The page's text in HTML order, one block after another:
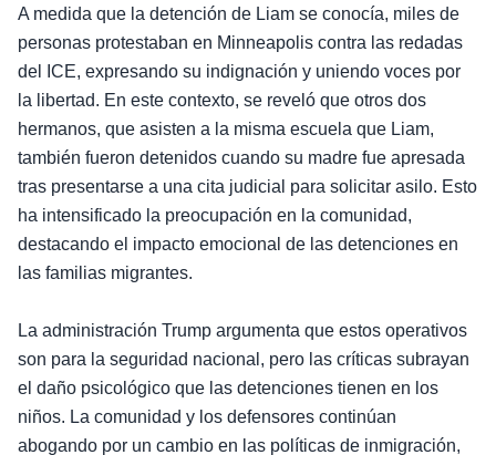
A medida que la detención de Liam se conocía, miles de
personas protestaban en Minneapolis contra las redadas
del ICE, expresando su indignación y uniendo voces por
la libertad. En este contexto, se reveló que otros dos
hermanos, que asisten a la misma escuela que Liam,
también fueron detenidos cuando su madre fue apresada
tras presentarse a una cita judicial para solicitar asilo. Esto
ha intensificado la preocupación en la comunidad,
destacando el impacto emocional de las detenciones en
las familias migrantes.
La administración Trump argumenta que estos operativos
son para la seguridad nacional, pero las críticas subrayan
el daño psicológico que las detenciones tienen en los
niños. La comunidad y los defensores continúan
abogando por un cambio en las políticas de inmigración,